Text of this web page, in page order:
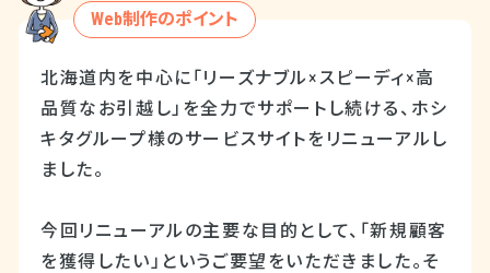
Web制作のポイント
北海道内を中心に「リーズナブル×スピーディ×高
品質なお引越し」を全力でサポートし続ける、ホシ
キタグループ様のサービスサイトをリニューアルし
ました。
今回リニューアルの主要な目的として、「新規顧客
を獲得したい」というご要望をいただきました。そ